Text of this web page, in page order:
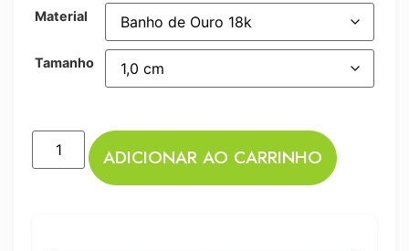
Material
Tamanho
ADICIONAR AO CARRINHO